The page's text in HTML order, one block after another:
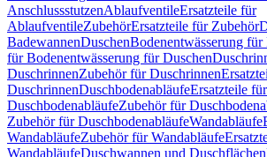
AnschlussstutzenAblaufventileErsatzteile für
AblaufventileZubehörErsatzteile für Zubehör
BadewannenDuschenBodenentwässerung für
für Bodenentwässerung für Duschen
DuschrinnenZubehör für Duschrinnen
DuschrinnenDuschbodenabläufeErsatzteile für
DuschbodenabläufeZubehör für
Zubehör für DuschbodenabläufeWandabläufe
WandabläufeZubehör für Wandabläufe
WandabläufeDuschwannen und Duschflächen